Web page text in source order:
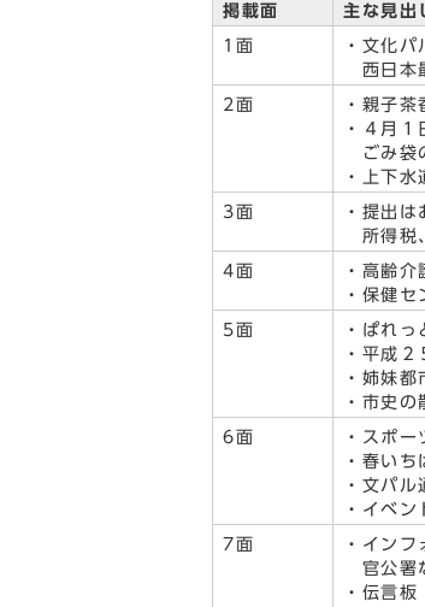
掲載面 主な見出
1面
・文化パ
西日本
2面
・親子
・４月１
ごみ袋
・上下
3面
・提出は
所得税
4面
・高齢
・保健セ
5面
・ぱれっ
・平成
・姉妹
・市史の
6面
・スポー
・春いち
・文パル
・イベン
7面
・インフ
官公署
・伝言板